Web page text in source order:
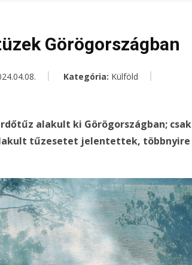
Görögországban
Kategória: Külföld
alakult ki Görögországban; csak
tűzesetet jelentettek, többnyire